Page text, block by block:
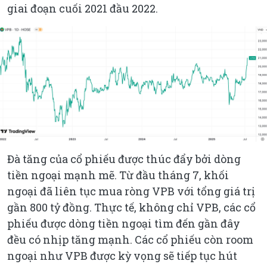
giai đoạn cuối 2021 đầu 2022.
Đà tăng của cổ phiếu được thúc đẩy bởi dòng
tiền ngoại mạnh mẽ. Từ đầu tháng 7, khối
ngoại đã liên tục mua ròng VPB với tổng giá trị
gần 800 tỷ đồng. Thực tế, không chỉ VPB, các cổ
phiếu được dòng tiền ngoại tìm đến gần đây
đều có nhịp tăng mạnh. Các cổ phiếu còn room
ngoại như VPB được kỳ vọng sẽ tiếp tục hút